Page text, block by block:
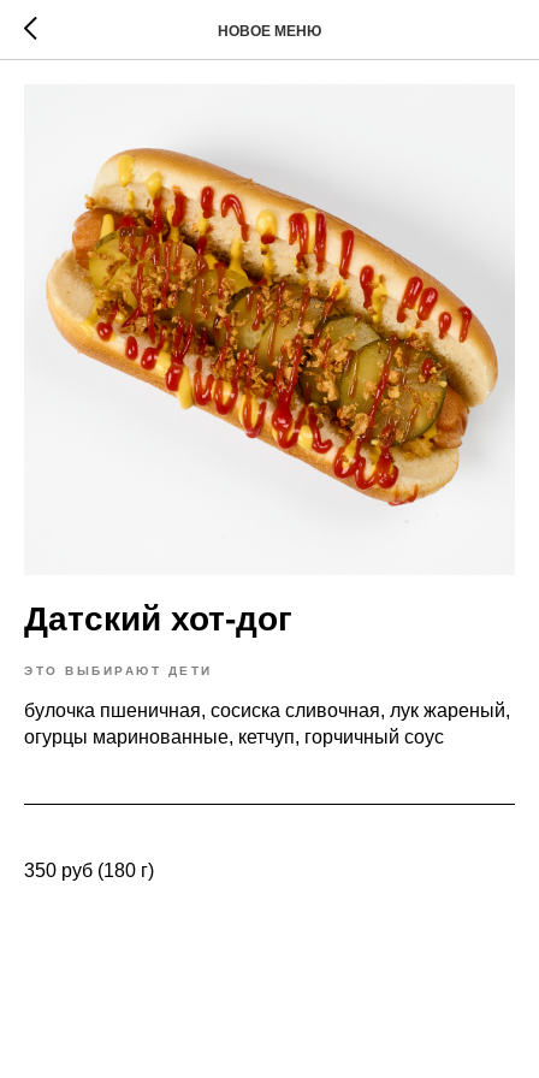
НОВОЕ МЕНЮ
Датский хот-дог
ЭТО ВЫБИРАЮТ ДЕТИ
булочка пшеничная, сосиска сливочная, лук жареный,
огурцы маринованные, кетчуп, горчичный соус
350 руб (180 г)